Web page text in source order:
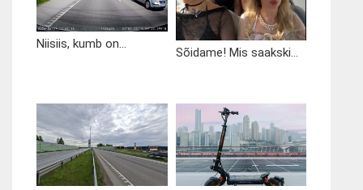
Niisiis, kumb on...
Sõidame! Mis saakski...